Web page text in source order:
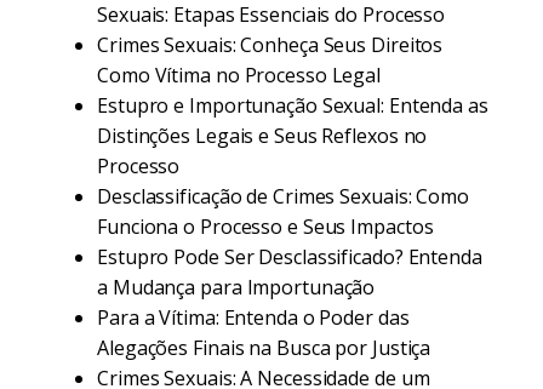
Sexuais: Etapas Essenciais do Processo
Crimes Sexuais: Conheça Seus Direitos
Como Vítima no Processo Legal
Estupro e Importunação Sexual: Entenda as
Distinções Legais e Seus Reflexos no
Processo
Desclassificação de Crimes Sexuais: Como
Funciona o Processo e Seus Impactos
Estupro Pode Ser Desclassificado? Entenda
a Mudança para Importunação
Para a Vítima: Entenda o Poder das
Alegações Finais na Busca por Justiça
Crimes Sexuais: A Necessidade de um